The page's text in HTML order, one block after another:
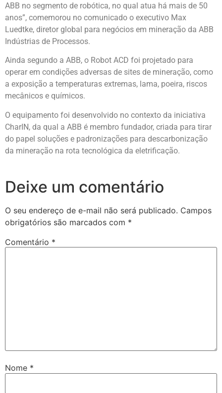
ABB no segmento de robótica, no qual atua há mais de 50
anos”, comemorou no comunicado o executivo Max
Luedtke, diretor global para negócios em mineração da ABB
Indústrias de Processos.
Ainda segundo a ABB, o Robot ACD foi projetado para
operar em condições adversas de sites de mineração, como
a exposição a temperaturas extremas, lama, poeira, riscos
mecânicos e químicos.
O equipamento foi desenvolvido no contexto da iniciativa
CharIN, da qual a ABB é membro fundador, criada para tirar
do papel soluções e padronizações para descarbonização
da mineração na rota tecnológica da eletrificação.
Deixe um comentário
O seu endereço de e-mail não será publicado. Campos
obrigatórios são marcados com *
Comentário *
Nome *